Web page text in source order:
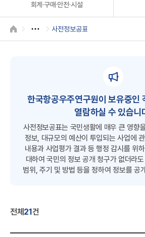
A
R
회계·구매·안전·시설
HOME 사전정보공표
한국항공우주연구원이 보유중인
열람하실 수 있습니
사전정보공표는 국민생활에 매우 큰 영향
정보, 대규모의 예산이 투입되는 사업에
내용과 사업평가 결과 등 행정 감시를 위
대하여 국민의 정보 공개 청구가 없더라
범위, 주기 및 방법 등을 정하여 정보를 공
전체 21건